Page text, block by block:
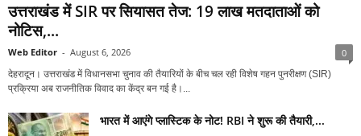
उत्तराखंड में SIR पर सियासत तेज: 19 लाख मतदाताओं को
नोटिस,...
Web Editor - August 6, 2026 0
देहरादून। उत्तराखंड में विधानसभा चुनाव की तैयारियों के बीच चल रही विशेष गहन पुनरीक्षण (SIR)
प्रक्रिया अब राजनीतिक विवाद का केंद्र बन गई है।...
भारत में आएंगे प्लास्टिक के नोट! RBI ने शुरू की तैयारी,...